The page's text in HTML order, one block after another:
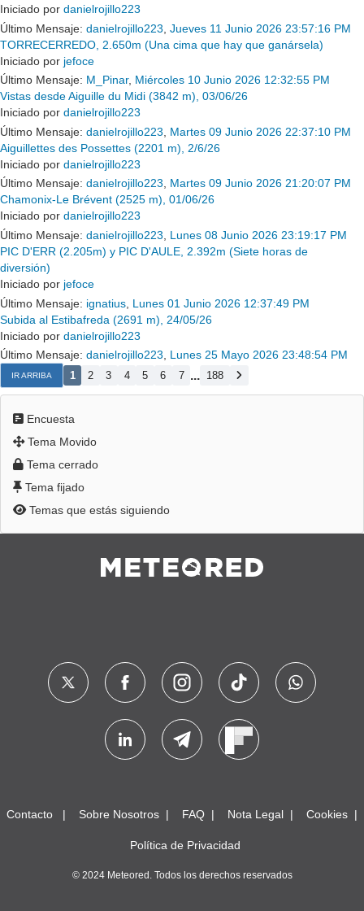
Iniciado por danielrojillo223
Último Mensaje: danielrojillo223 Jueves 11 Junio 2026 23:57:16 PM
TORRECERREDO, 2.650m (Una cima que hay que ganársela)
Iniciado por jefoce
Último Mensaje: M_Pinar, Miércoles 10 Junio 2026 12:32:55 PM
Vistas desde Aiguille du Midi (3842 m), 03/06/26
Iniciado por danielrojillo223
Último Mensaje: danielrojillo223
Martes 09 Junio 2026 22:37:10 PM
Aiguillettes des Possettes (2201 m), 2/6/26
Iniciado por danielrojillo223
Último Mensaje: danielrojillo223, Martes 09 Junio 2026 21:20:07 PM
Chamonix-Le Brévent (2525 m), 01/06/26
Iniciado por danielrojillo223
Último Mensaje: danielrojillo223
Lunes 08 Junio 2026 23:19:17 PM
PIC D'ERR (2.205m) y PIC D'AULE, 2.392m (Siete horas de
diversión)
Iniciado por jefoce
Último Mensaje: ignatius Lunes 01 Junio 2026 12:37:49 PM
Subida al Estibafreda (2691 m), 24/05/26
Iniciado por danielrojillo223
Último Mensaje: danielrojillo223 Lunes 25 Mayo 2026 23:48:54 PM
IR ARRIBA 1 2 3 4 5 6 7 ... 188
Encuesta
Tema Movido
Tema cerrado
Tema fijado
Temas que estás siguiendo
Contacto Sobre Nosotros FAQ Nota Legal Cookies
Política de Privacidad
© 2024 Meteored. Todos los derechos reservados